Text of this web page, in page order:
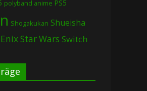
polyband anime PS5
Shogakukan Shueisha
Star Wars Switch